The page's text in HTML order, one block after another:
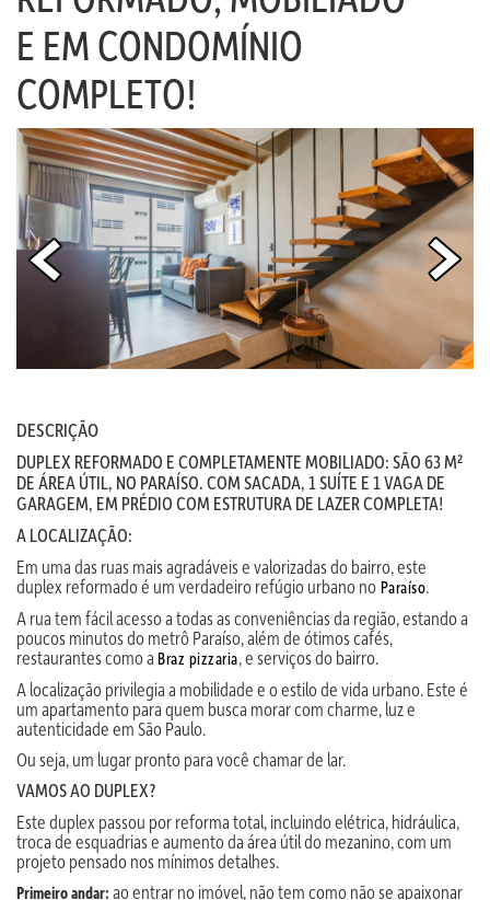
E EM CONDOMÍNIO
COMPLETO!
DESCRIÇÃO
DUPLEX REFORMADO E COMPLETAMENTE MOBILIADO: SÃO 63 M²
DE ÁREA ÚTIL, NO PARAÍSO. COM SACADA, 1 SUÍTE E 1 VAGA DE
GARAGEM, EM PRÉDIO COM ESTRUTURA DE LAZER COMPLETA!
A LOCALIZAÇÃO:
Em uma das ruas mais agradáveis e valorizadas do bairro, este
duplex reformado é um verdadeiro refúgio urbano no Paraíso.
A rua tem fácil acesso a todas as conveniências da região, estando a
poucos minutos do metrô Paraíso, além de ótimos cafés,
restaurantes como a Braz pizzaria, e serviços do bairro.
A localização privilegia a mobilidade e o estilo de vida urbano. Este é
um apartamento para quem busca morar com charme, luz e
autenticidade em São Paulo.
Ou seja, um lugar pronto para você chamar de lar.
VAMOS AO DUPLEX?
Este duplex passou por reforma total, incluindo elétrica, hidráulica,
troca de esquadrias e aumento da área útil do mezanino, com um
projeto pensado nos mínimos detalhes.
Primeiro andar: ao entrar no imóvel, não tem como não se apaixonar